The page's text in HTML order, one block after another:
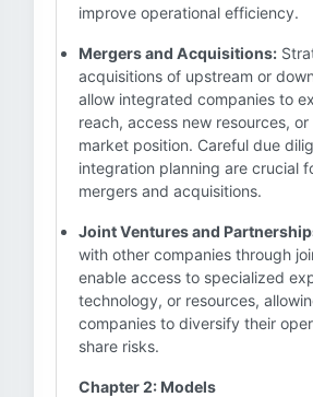
improve operational efficiency.
Mergers and Acquisitions:
acquisitions of upstream or
allow integrated companies to
reach, access new resources,
market position. Careful due
integration planning are crucial
mergers and acquisitions.
Joint Ventures and
with other companies through
enable access to specialized
technology, or resources,
companies to diversify their
share risks.
Chapter 2: Models